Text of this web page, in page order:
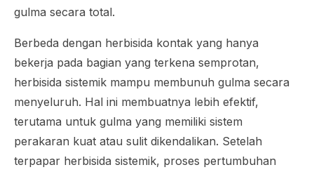
gulma secara total.
Berbeda dengan herbisida kontak yang hanya
bekerja pada bagian yang terkena semprotan,
herbisida sistemik mampu membunuh gulma secara
menyeluruh. Hal ini membuatnya lebih efektif,
terutama untuk gulma yang memiliki sistem
perakaran kuat atau sulit dikendalikan. Setelah
terpapar herbisida sistemik, proses pertumbuhan